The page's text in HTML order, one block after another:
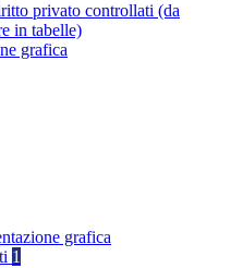
privato controllati (da
in tabelle)
grafica
grafica
1